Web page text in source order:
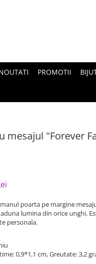
PROMOTII
mesajul "Forever
poarta pe margine
lumina din orice unghi.
personala.
0,9*1,1 cm, Greutate: 3,2